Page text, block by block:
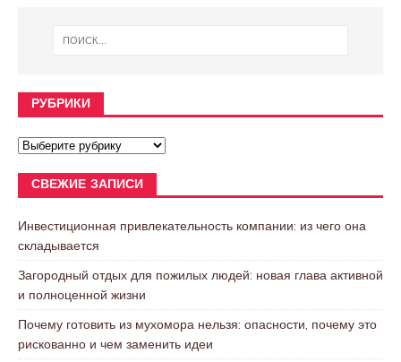
РУБРИКИ
СВЕЖИЕ ЗАПИСИ
Инвестиционная привлекательность компании: из чего она
складывается
Загородный отдых для пожилых людей: новая глава активной
и полноценной жизни
Почему готовить из мухомора нельзя: опасности, почему это
рискованно и чем заменить идеи